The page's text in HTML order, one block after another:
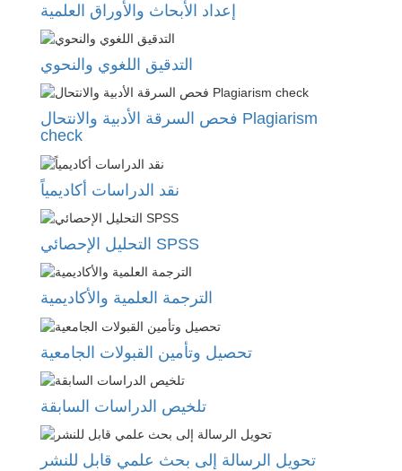
إعداد الأبحاث والأوراق العلمية
التدقيق اللغوي والنحوي
فحص السرقة الأدبية والانتحال Plagiarism
check
نقد الدراسات أكاديمياً
التحليل الإحصائي SPSS
الترجمة العلمية والأكاديمية
تحصيل وتأمين القبولات الجامعية
تحويل الرسالة إلى بحث علمي قابل للنشر